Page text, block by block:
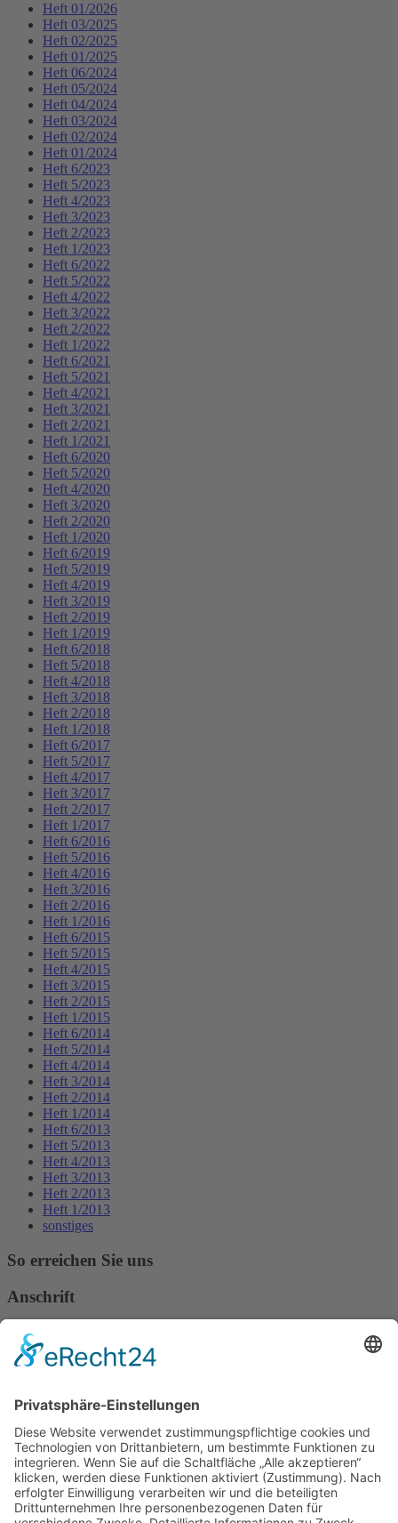
Heft 01/2026
Heft 03/2025
Heft 02/2025
Heft 01/2025
Heft 06/2024
Heft 05/2024
Heft 04/2024
Heft 03/2024
Heft 02/2024
Heft 01/2024
Heft 6/2023
Heft 5/2023
Heft 4/2023
Heft 3/2023
Heft 2/2023
Heft 1/2023
Heft 6/2022
Heft 5/2022
Heft 4/2022
Heft 3/2022
Heft 2/2022
Heft 1/2022
Heft 6/2021
Heft 5/2021
Heft 4/2021
Heft 3/2021
Heft 2/2021
Heft 1/2021
Heft 6/2020
Heft 5/2020
Heft 4/2020
Heft 3/2020
Heft 2/2020
Heft 1/2020
Heft 6/2019
Heft 5/2019
Heft 4/2019
Heft 3/2019
Heft 2/2019
Heft 1/2019
Heft 6/2018
Heft 5/2018
Heft 4/2018
Heft 3/2018
Heft 2/2018
Heft 1/2018
Heft 6/2017
Heft 5/2017
Heft 4/2017
Heft 3/2017
Heft 2/2017
Heft 1/2017
Heft 6/2016
Heft 5/2016
Heft 4/2016
Heft 3/2016
Heft 2/2016
Heft 1/2016
Heft 6/2015
Heft 5/2015
Heft 4/2015
Heft 3/2015
Heft 2/2015
Heft 1/2015
Heft 6/2014
Heft 5/2014
Heft 4/2014
Heft 3/2014
Heft 2/2014
Heft 1/2014
Heft 6/2013
Heft 5/2013
Heft 4/2013
Heft 3/2013
Heft 2/2013
Heft 1/2013
sonstiges
So erreichen Sie uns
Anschrift
Verband Deutscher Tierheilpraktiker e.V.
Verbandsverwaltung
Am Rosenbraken 12
E-Mail
Diese E-Mail-Adresse ist vor Spambots geschützt! Zur Anzeige
muss JavaScript eingeschaltet sein!
Diese E-Mail-Adresse ist vor Spambots geschützt! Zur Anzeige
muss JavaScript eingeschaltet sein!